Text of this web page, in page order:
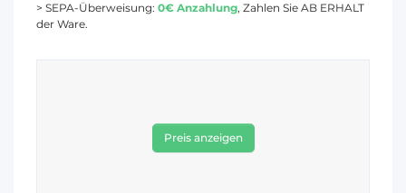
> SEPA-Überweisung: 0€ Anzahlung, Zahlen Sie AB ERHALT
der Ware.
Preis anzeigen